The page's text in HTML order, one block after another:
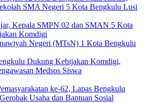
Kepala SMPN 02 dan SMAN 5 Kota
Komdigi
Dukung Kebijakan Komdigi,
Medsos Siswa
ke-62, Lapas Bengkulu
Usaha dan Bantuan Sosial